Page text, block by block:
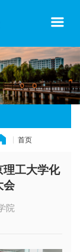
首页
理工大学化
会
院